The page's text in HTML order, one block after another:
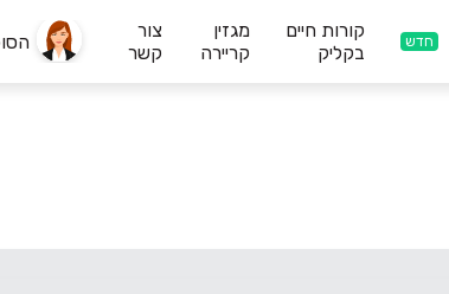
חדש
קורות חיים
בקליק
מגזין
קריירה
צור
קשר